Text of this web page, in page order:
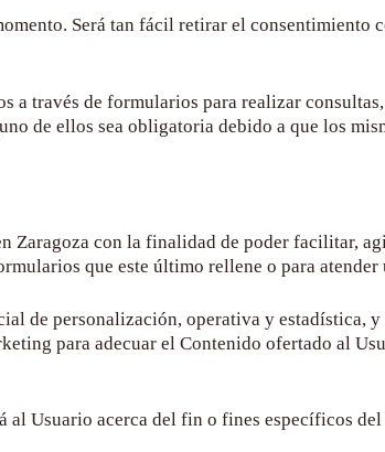
Será tan fácil retirar el
a través de formularios para realizar
de ellos sea obligatoria debido a que los
Zaragoza con la finalidad de poder facilitar,
que este último rellene o para
de personalización, operativa y estadística,
para adecuar el Contenido ofertado al
Usuario acerca del fin o fines específicos